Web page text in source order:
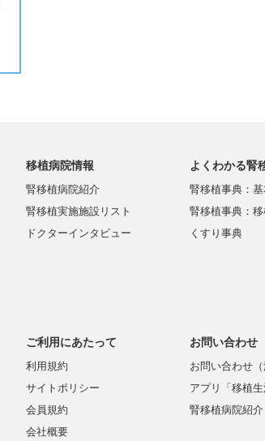
移植病院情報
腎移植病院紹介
腎移植実施施設リスト
ドクターインタビュー
よくわかる腎
腎移植事典：
腎移植事典：
くすり事典
ご利用にあたって
利用規約
サイトポリシー
会員規約
会社概要
お問い合わせ
お問い合わせ（
アプリ「移植
腎移植病院紹介